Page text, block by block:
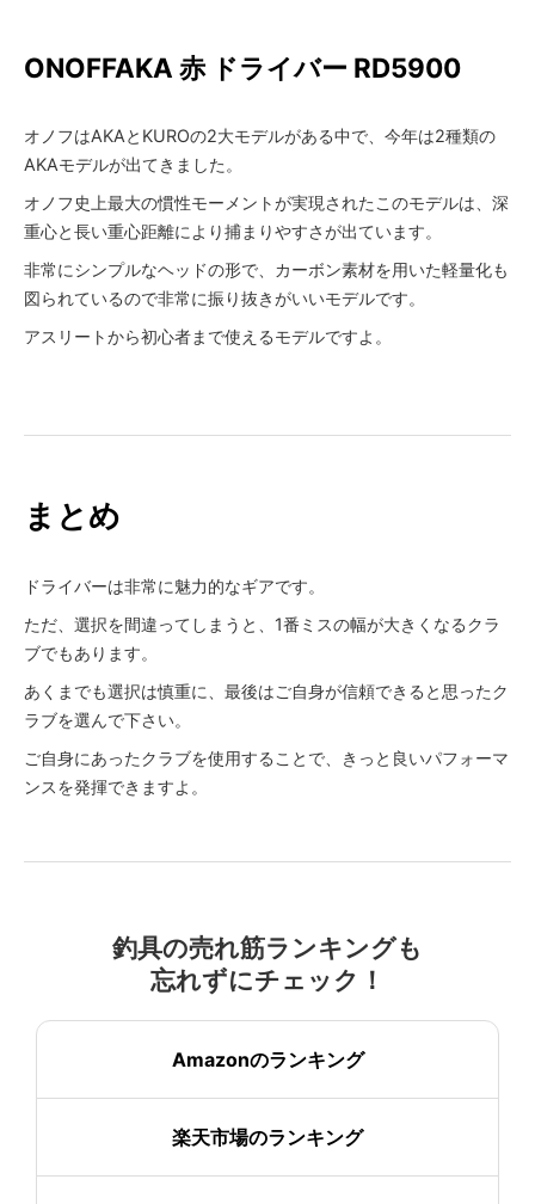
ONOFFAKA 赤 ドライバー RD5900
オノフはAKAとKUROの2大モデルがある中で、今年は2種類の
AKAモデルが出てきました。
オノフ史上最大の慣性モーメントが実現されたこのモデルは、深
重心と長い重心距離により捕まりやすさが出ています。
非常にシンプルなヘッドの形で、カーボン素材を用いた軽量化も
図られているので非常に振り抜きがいいモデルです。
アスリートから初心者まで使えるモデルですよ。
まとめ
ドライバーは非常に魅力的なギアです。
ただ、選択を間違ってしまうと、1番ミスの幅が大きくなるクラ
ブでもあります。
あくまでも選択は慎重に、最後はご自身が信頼できると思ったク
ラブを選んで下さい。
ご自身にあったクラブを使用することで、きっと良いパフォーマ
ンスを発揮できますよ。
釣具の売れ筋ランキングも
忘れずにチェック！
Amazonのランキング
楽天市場のランキング